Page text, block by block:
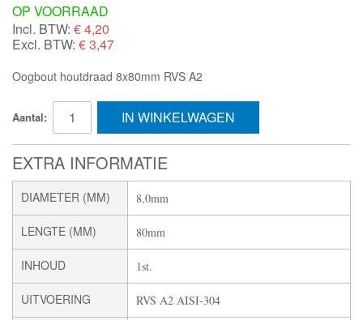
OP VOORRAAD
Incl. BTW: €4,20
Excl. BTW: € 3,47
Oogbout houtdraad 8x80mm RVS A2
Aantal: IN WINKELWAGEN
EXTRA INFORMATIE
DIAMETER (MM) 8,0mm
LENGTE (MM) 80mm
INHOUD 1st.
UITVOERING RVS A2 AISI-304